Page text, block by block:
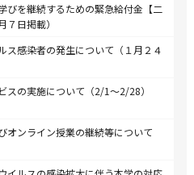
びを継続するための緊急給付金【二
日掲載）
ス感染者の発生について（１月２４
スの実施について（2/1～2/28）
オンライン授業の継続等について